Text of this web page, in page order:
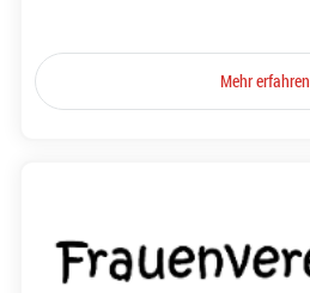
Mehr erfahren